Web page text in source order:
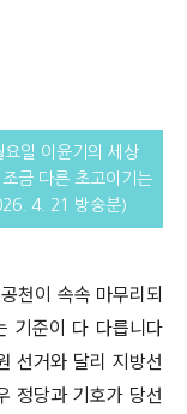
일 이윤기의 세상
금 다른 초고이기는
4. 21 방송분)
천이 속속 마무리되
기준이 다 다릅니다
선거와 달리 지방선
정당과 기호가 당선